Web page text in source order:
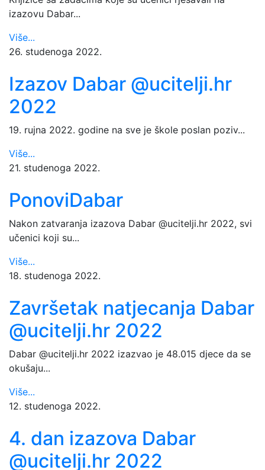
izazovu Dabar...
Više...
26. studenoga 2022.
Izazov Dabar @ucitelji.hr
2022
19. rujna 2022. godine na sve je škole poslan poziv...
Više...
21. studenoga 2022.
PonoviDabar
Nakon zatvaranja izazova Dabar @ucitelji.hr 2022, svi
učenici koji su...
Više...
18. studenoga 2022.
Završetak natjecanja Dabar
@ucitelji.hr 2022
Dabar @ucitelji.hr 2022 izazvao je 48.015 djece da se
okušaju...
Više...
12. studenoga 2022.
4. dan izazova Dabar
@ucitelji.hr 2022